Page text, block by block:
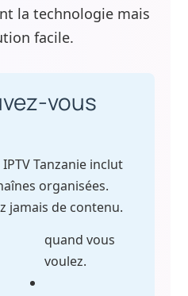
la technologie mais
facile.
vous
Tanzanie inclut
organisées.
jamais de contenu.
quand vous
voulez.